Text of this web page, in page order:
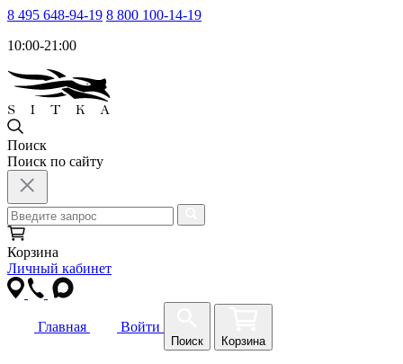
8 495 648-94-19 8 800 100-14-19
10:00-21:00
Поиск
Поиск по сайту
Корзина
Личный кабинет
Главная Войти
Поиск Корзина